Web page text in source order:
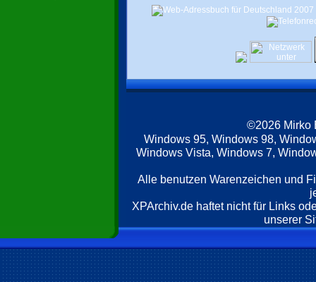
©2026 Mirko
Windows 95, Windows 98,
Windows Vista, Windows 7,
Alle benutzen Warenzeichen und
XPArchiv.de haftet nicht für Links
unserer